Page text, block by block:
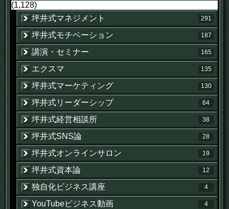
(1,128)
坪井式マネジメント
291
坪井式モチベーション 187
講演・セミナー 165
エクスマ 135
坪井式マーケティング 130
坪井式リーダーシップ 64
坪井式経営相談所 38
坪井式SNS論 28
坪井式オンラインサロン 19
坪井式資本論 12
独自化ビジネス講座 4
YouTubeビジネス動画 4